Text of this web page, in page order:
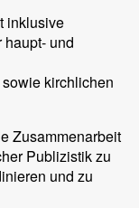
inklusive
und
kirchlichen
Zusammenarbeit
Publizistik zu
und zu